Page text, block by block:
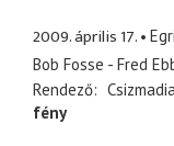
2009. április 17.
Bob Fosse - Fred
Rendező
fény